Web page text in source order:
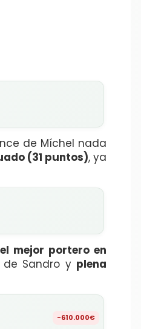
de Míchel nada
(31 puntos), ya
mejor portero en
Sandro y plena
-610.000€